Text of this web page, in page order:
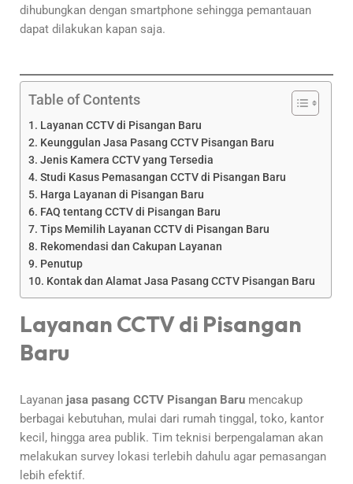
dihubungkan dengan smartphone sehingga pemantauan
dapat dilakukan kapan saja.
Table of Contents
Layanan CCTV di Pisangan Baru
Keunggulan Jasa Pasang CCTV Pisangan Baru
Jenis Kamera CCTV yang Tersedia
Studi Kasus Pemasangan CCTV di Pisangan Baru
Harga Layanan di Pisangan Baru
FAQ tentang CCTV di Pisangan Baru
Tips Memilih Layanan CCTV di Pisangan Baru
Rekomendasi dan Cakupan Layanan
Penutup
Kontak dan Alamat Jasa Pasang CCTV Pisangan Baru
Layanan CCTV di Pisangan
Baru
Layanan jasa pasang CCTV Pisangan Baru mencakup
berbagai kebutuhan, mulai dari rumah tinggal, toko, kantor
kecil, hingga area publik. Tim teknisi berpengalaman akan
melakukan survey lokasi terlebih dahulu agar pemasangan
lebih efektif.